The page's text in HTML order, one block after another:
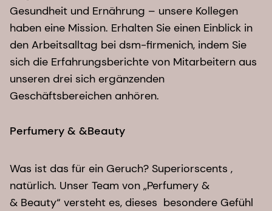
Gesundheit und Ernährung – unsere Kollegen
haben eine Mission. Erhalten Sie einen Einblick in
den Arbeitsalltag bei dsm-firmenich, indem Sie
sich die Erfahrungsberichte von Mitarbeitern aus
unseren drei sich ergänzenden
Geschäftsbereichen anhören.
Perfumery & &Beauty​
Was ist das für ein Geruch? Superiorscents ,
natürlich. Unser Team von „Perfumery &
& Beauty“ versteht es, dieses besondere Gefühl